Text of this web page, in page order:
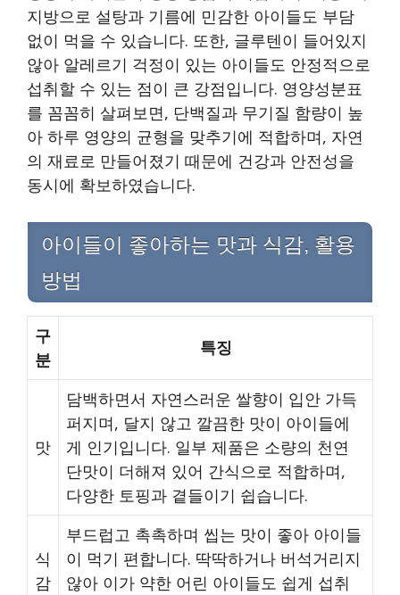
지방으로 설탕과 기름에 민감한 아이들도 부담
없이 먹을 수 있습니다. 또한, 글루텐이 들어있지
않아 알레르기 걱정이 있는 아이들도 안정적으로
섭취할 수 있는 점이 큰 강점입니다. 영양성분표
를 꼼꼼히 살펴보면, 단백질과 무기질 함량이 높
아 하루 영양의 균형을 맞추기에 적합하며, 자연
의 재료로 만들어졌기 때문에 건강과 안전성을
동시에 확보하였습니다.
아이들이 좋아하는 맛과 식감, 활용
방법
구
분
특징
맛
담백하면서 자연스러운 쌀향이 입안 가득
퍼지며, 달지 않고 깔끔한 맛이 아이들에
게 인기입니다. 일부 제품은 소량의 천연
단맛이 더해져 있어 간식으로 적합하며,
다양한 토핑과 곁들이기 쉽습니다.
식
감
부드럽고 촉촉하며 씹는 맛이 좋아 아이들
이 먹기 편합니다. 딱딱하거나 버석거리지
않아 이가 약한 어린 아이들도 쉽게 섭취